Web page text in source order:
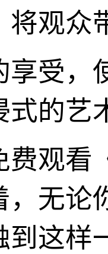
将观众
享受，
式的艺
费观看
，无论
到这样